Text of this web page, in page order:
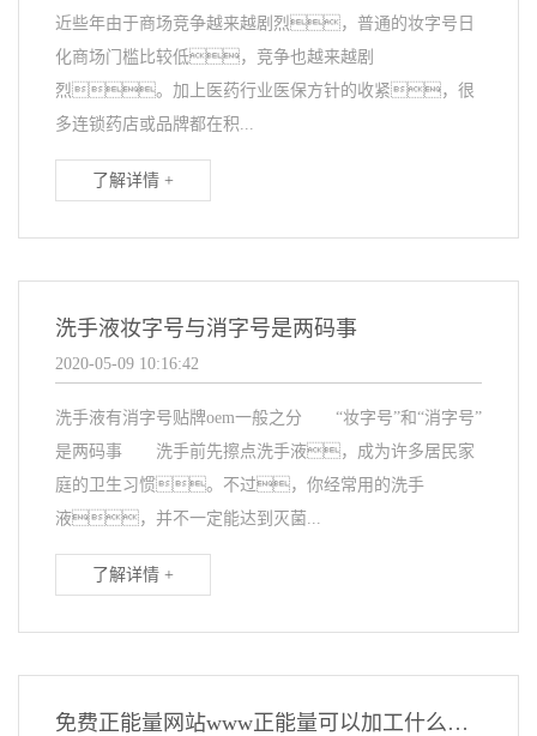
近些年由于商场竞争越来越剧烈，普通的妆字号日
化商场门槛比较低，竞争也越来越剧
烈。加上医药行业医保方针的收紧，很
多连锁药店或品牌都在积...
了解详情 +
洗手液妆字号与消字号是两码事
2020-05-09 10:16:42
洗手液有消字号贴牌oem一般之分 “妆字号”和“消字号”
是两码事 洗手前先擦点洗手液，成为许多居民家
庭的卫生习惯。不过，你经常用的洗手
液，并不一定能达到灭菌...
了解详情 +
免费正能量网站www正能量可以加工什么传播正能量弘扬主旋律？